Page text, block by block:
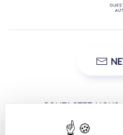
CONTACTEZ-NOUS